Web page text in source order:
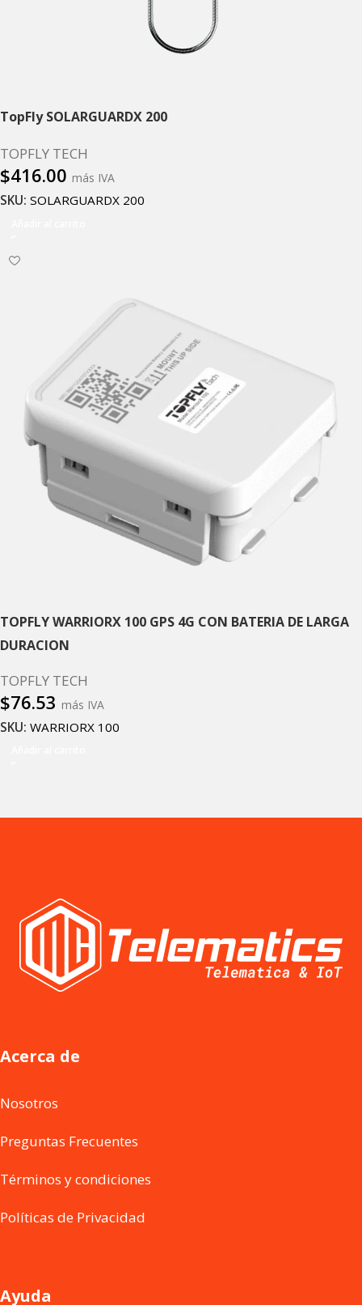
TopFly SOLARGUARDX 200
TOPFLY TECH
$416.00 más IVA
SKU: SOLARGUARDX 200
TOPFLY WARRIORX 100 GPS 4G CON BATERIA DE LARGA
DURACION
TOPFLY TECH
$76.53 más IVA
SKU: WARRIORX 100
Acerca de
Nosotros
Preguntas Frecuentes
Términos y condiciones
Políticas de Privacidad
Ayuda